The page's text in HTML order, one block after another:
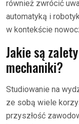
również zwrócić
automatyką i
w kontekście
Jakie są
mechaniki?
Studiowanie na
ze sobą wiele
przyszłość